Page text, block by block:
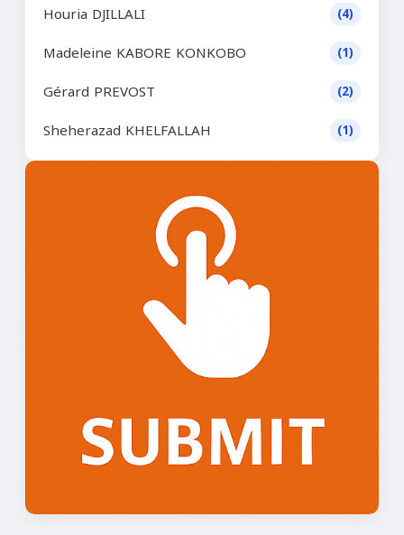
Houria DJILLALI (4)
Madeleine KABORE KONKOBO (1)
Gérard PREVOST (2)
Sheherazad KHELFALLAH (1)